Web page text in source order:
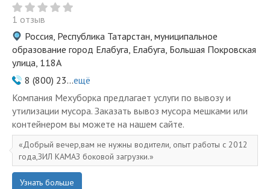
1 отзыв
Россия, Республика Татарстан, муниципальное
образование город Елабуга, Елабуга, Большая Покровская
улица, 118А
8 (800) 23...ещё
Компания Мехуборка предлагает услуги по вывозу и
утилизации мусора. Заказать вывоз мусора мешками или
контейнером вы можете на нашем сайте.
Добрый вечер,вам не нужны водители, опыт работы с 2012
года,ЗИЛ КАМАЗ боковой загрузки.
Узнать больше